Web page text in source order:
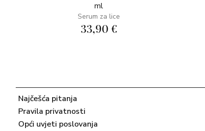
ml
Serum za lice
33,90 €
Najčešća pitanja
Pravila privatnosti
Opći uvjeti poslovanja